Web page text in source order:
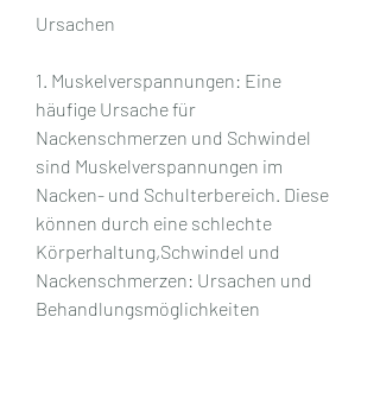
Ursachen
1. Muskelverspannungen: Eine
häufige Ursache für
Nackenschmerzen und Schwindel
sind Muskelverspannungen im
Nacken- und Schulterbereich. Diese
können durch eine schlechte
Körperhaltung,Schwindel und
Nackenschmerzen: Ursachen und
Behandlungsmöglichkeiten